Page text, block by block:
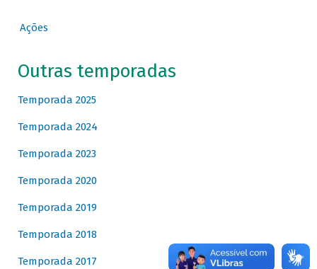
Ações
Outras temporadas
Temporada 2025
Temporada 2024
Temporada 2023
Temporada 2020
Temporada 2019
Temporada 2018
Temporada 2017